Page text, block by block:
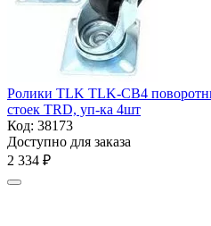
Ролики TLK TLK-CB4
стоек TRD, уп-ка 4шт
Код: 38173
Доступно для заказа
2 334 ₽